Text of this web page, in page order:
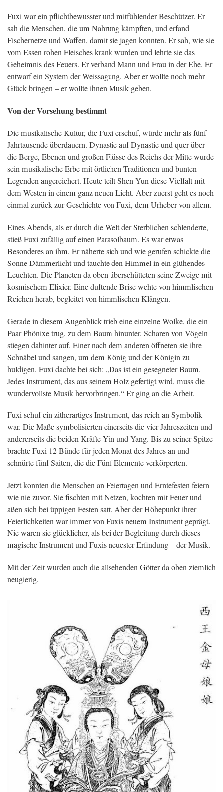
Fuxi war ein pflichtbewusster und mitfühlender Beschützer. Er
sah die Menschen, die um Nahrung kämpften, und erfand
Fischernetze und Waffen, damit sie jagen konnten. Er sah, wie sie
vom Essen rohen Fleisches krank wurden und lehrte sie das
Geheimnis des Feuers. Er verband Mann und Frau in der Ehe. Er
entwarf ein System der Weissagung. Aber er wollte noch mehr
Glück bringen – er wollte ihnen Musik geben.
Von der Vorsehung bestimmt
Die musikalische Kultur, die Fuxi erschuf, würde mehr als fünf
Jahrtausende überdauern. Dynastie auf Dynastie und quer über
die Berge, Ebenen und großen Flüsse des Reichs der Mitte wurde
sein musikalische Erbe mit örtlichen Traditionen und bunten
Legenden angereichert. Heute teilt Shen Yun diese Vielfalt mit
dem Westen in einem ganz neuen Licht. Aber zuerst geht es noch
einmal zurück zur Geschichte von Fuxi, dem Urheber von allem.
Eines Abends, als er durch die Welt der Sterblichen schlenderte,
stieß Fuxi zufällig auf einen Parasolbaum. Es war etwas
Besonderes an ihm. Er näherte sich und wie gerufen schickte die
Sonne Dämmerlicht und tauchte den Himmel in ein glühendes
Leuchten. Die Planeten da oben überschütteten seine Zweige mit
kosmischem Elixier. Eine duftende Brise wehte von himmlischen
Reichen herab, begleitet von himmlischen Klängen.
Gerade in diesem Augenblick trieb eine einzelne Wolke, die ein
Paar Phönixe trug, zu dem Baum hinunter. Scharen von Vögeln
stiegen dahinter auf. Einer nach dem anderen öffneten sie ihre
Schnäbel und sangen, um dem König und der Königin zu
huldigen. Fuxi dachte bei sich: „Das ist ein gesegneter Baum.
Jedes Instrument, das aus seinem Holz gefertigt wird, muss die
wundervollste Musik hervorbringen.“ Er ging an die Arbeit.
Fuxi schuf ein zitherartiges Instrument, das reich an Symbolik
war. Die Maße symbolisierten einerseits die vier Jahreszeiten und
andererseits die beiden Kräfte Yin und Yang. Bis zu seiner Spitze
brachte Fuxi 12 Bünde für jeden Monat des Jahres an und
schnürte fünf Saiten, die die Fünf Elemente verkörperten.
Jetzt konnten die Menschen an Feiertagen und Erntefesten feiern
wie nie zuvor. Sie fischten mit Netzen, kochten mit Feuer und
aßen sich bei üppigen Festen satt. Aber der Höhepunkt ihrer
Feierlichkeiten war immer von Fuxis neuem Instrument geprägt.
Nie waren sie glücklicher, als bei der Begleitung durch dieses
magische Instrument und Fuxis neuester Erfindung – der Musik.
Mit der Zeit wurden auch die allsehenden Götter da oben ziemlich
neugierig.